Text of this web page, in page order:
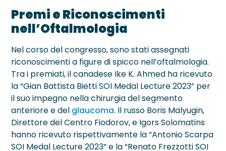
Premi e Riconoscimenti
nell’Oftalmologia
Nel corso del congresso, sono stati assegnati
riconoscimenti a figure di spicco nell’oftalmologia.
Tra i premiati, il canadese Ike K. Ahmed ha ricevuto
la “Gian Battista Bietti SOI Medal Lecture 2023” per
il suo impegno nella chirurgia del segmento
anteriore e del glaucoma. Il russo Boris Malyugin,
Direttore del Centro Fiodorov, e Igors Solomatins
hanno ricevuto rispettivamente la “Antonio Scarpa
SOI Medal Lecture 2023” e la “Renato Frezzotti SOI